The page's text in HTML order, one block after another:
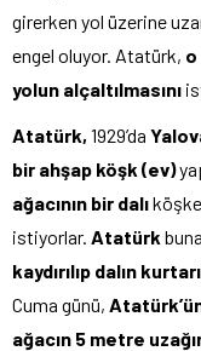
girerken yol üzerine
engel oluyor. Atatürk, o
yolun alçaltılmasını
Atatürk, 1929’da
bir ahşap köşk (ev)
ağacının bir dalı
istiyorlar. Atatürk
kaydırılıp dalın
Cuma günü,
ağacın 5 metre